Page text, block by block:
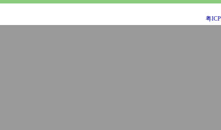
粤